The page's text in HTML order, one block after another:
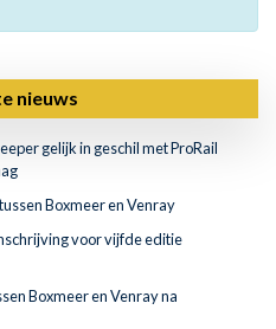
nieuws
gelijk in geschil met ProRail
Boxmeer en Venray
voor vijfde editie
Boxmeer en Venray na